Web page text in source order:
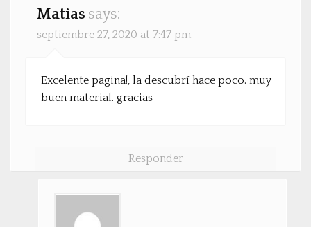
Matias says:
septiembre 27, 2020 at 7:47 pm
Excelente pagina!, la descubrí hace poco. muy
buen material. gracias
Responder